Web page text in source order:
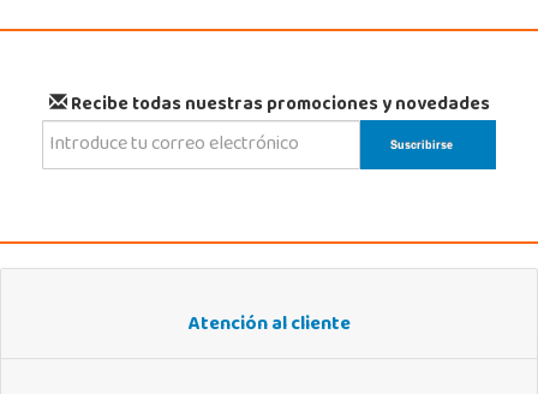
Recibe todas nuestras promociones y novedades
Atención al cliente